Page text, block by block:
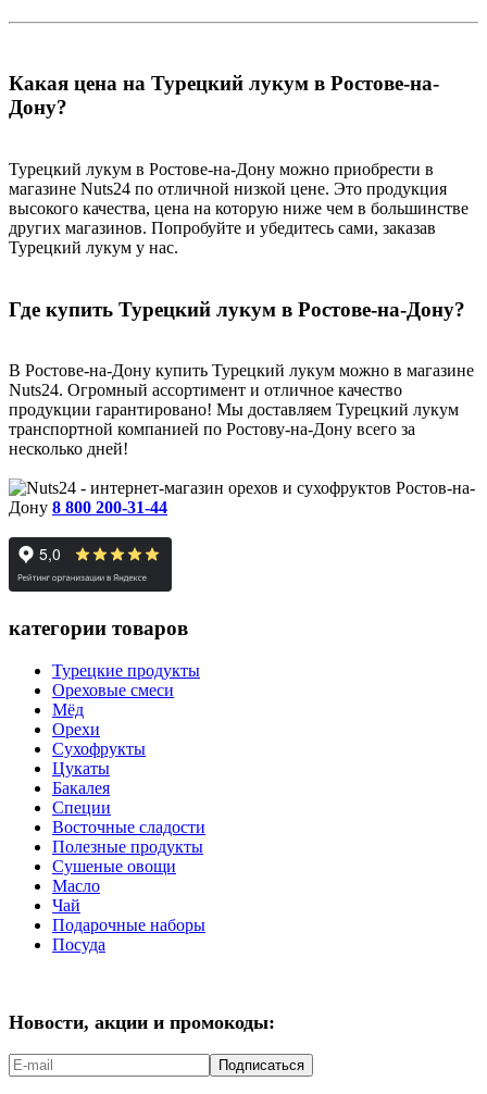
Какая цена на Турецкий лукум в Ростове-на-
Дону?
Турецкий лукум в Ростове-на-Дону можно приобрести в
магазине Nuts24 по отличной низкой цене. Это продукция
высокого качества, цена на которую ниже чем в большинстве
других магазинов. Попробуйте и убедитесь сами, заказав
Турецкий лукум у нас.
Где купить Турецкий лукум в Ростове-на-Дону?
В Ростове-на-Дону купить Турецкий лукум можно в магазине
Nuts24. Огромный ассортимент и отличное качество
продукции гарантировано! Мы доставляем Турецкий лукум
транспортной компанией по Ростову-на-Дону всего за
несколько дней!
Ростов-на-
Дону 8 800 200-31-44
категории товаров
Турецкие продукты
Ореховые смеси
Мёд
Орехи
Сухофрукты
Цукаты
Бакалея
Специи
Восточные сладости
Полезные продукты
Сушеные овощи
Масло
Чай
Подарочные наборы
Посуда
Новости, акции и промокоды:
Подписаться